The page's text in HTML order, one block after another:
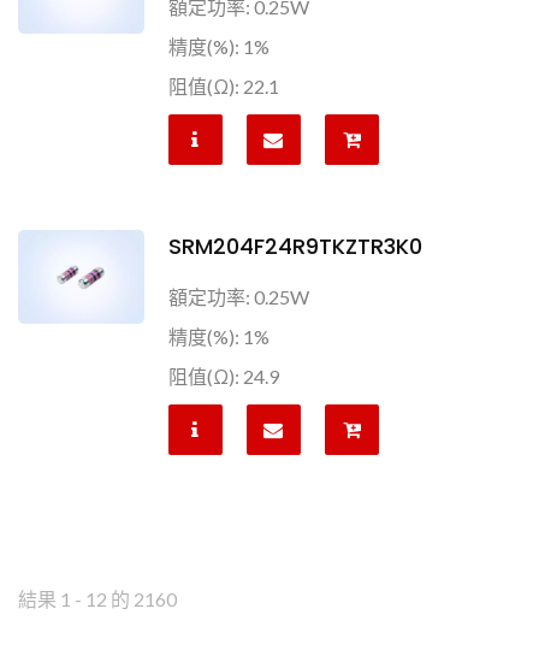
額定功率: 0.25W
精度(%): 1%
阻值(Ω): 22.1
SRM204F24R9TKZTR3K0
額定功率: 0.25W
精度(%): 1%
阻值(Ω): 24.9
結果 1 - 12 的 2160